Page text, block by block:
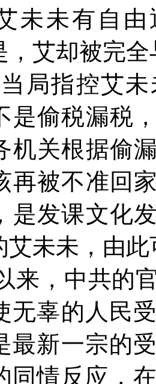
未未有自
，艾却被完
局指控艾
是偷税漏税
机关根据偷
再被不准回
是发课文化
艾未未，由
来，中共的
无辜的人民
最新一宗的
同情反应，